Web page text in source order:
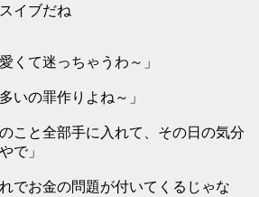
イブだね
くて迷っちゃうわ～」
いの罪作りよね～」
こと全部手に入れて、その日の気分
で」
でお金の問題が付いてくるじゃな